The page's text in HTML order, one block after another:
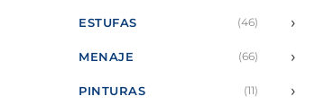
ESTUFAS (46) ›
MENAJE (66) ›
PINTURAS (11) ›